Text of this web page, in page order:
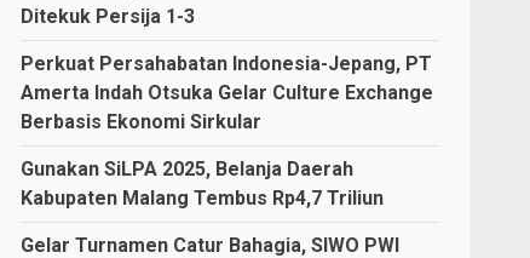
Ditekuk Persija 1-3
Perkuat Persahabatan Indonesia-Jepang, PT
Amerta Indah Otsuka Gelar Culture Exchange
Berbasis Ekonomi Sirkular
Gunakan SiLPA 2025, Belanja Daerah
Kabupaten Malang Tembus Rp4,7 Triliun
Gelar Turnamen Catur Bahagia, SIWO PWI